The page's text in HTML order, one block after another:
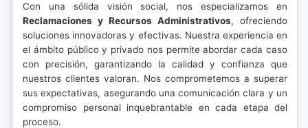
Con una sólida visión social, nos especializamos en
Reclamaciones y Recursos Administrativos, ofreciendo
soluciones innovadoras y efectivas. Nuestra experiencia en
el ámbito público y privado nos permite abordar cada caso
con precisión, garantizando la calidad y confianza que
nuestros clientes valoran. Nos comprometemos a superar
sus expectativas, asegurando una comunicación clara y un
compromiso personal inquebrantable en cada etapa del
proceso.